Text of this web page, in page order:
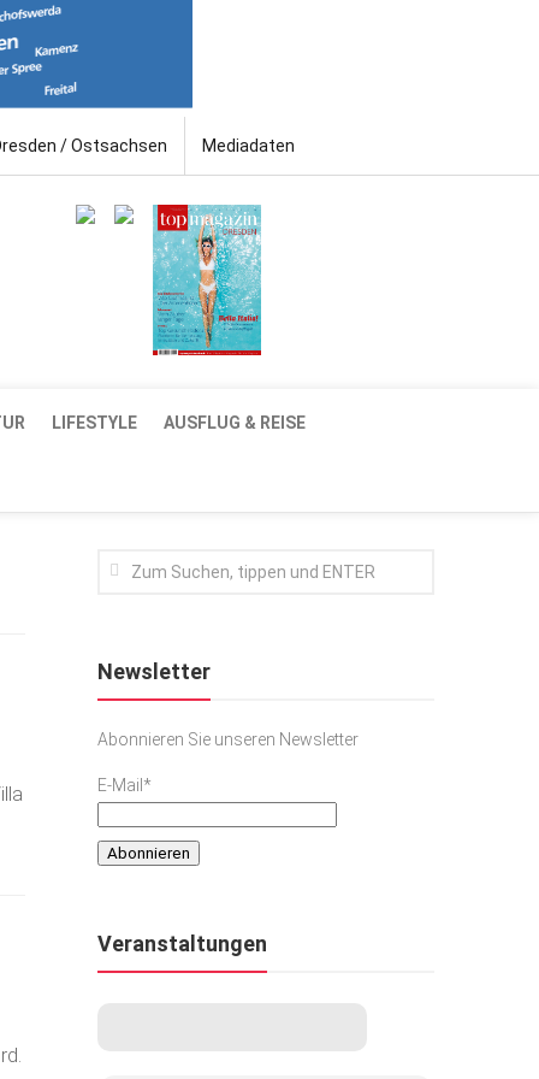
/ Ostsachsen Mediadaten
LIFESTYLE AUSFLUG & REISE
Newsletter
Abonnieren Sie unseren Newsletter
E-Mail*
Veranstaltungen